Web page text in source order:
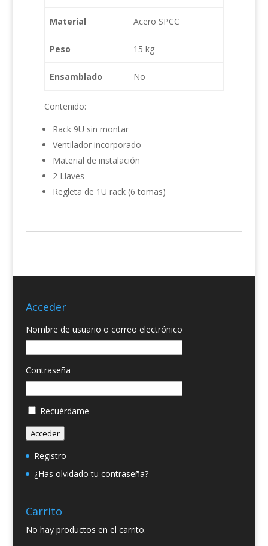
Material Acero SPCC
Peso 15 kg
Ensamblado No
Contenido:
Rack 9U sin montar
Ventilador incorporado
Material de instalación
2 Llaves
Regleta de 1U rack (6 tomas)
Acceder
Nombre de usuario o correo electrónico
Contraseña
Recuérdame
Acceder
Registro
¿Has olvidado tu contraseña?
Carrito
No hay productos en el carrito.